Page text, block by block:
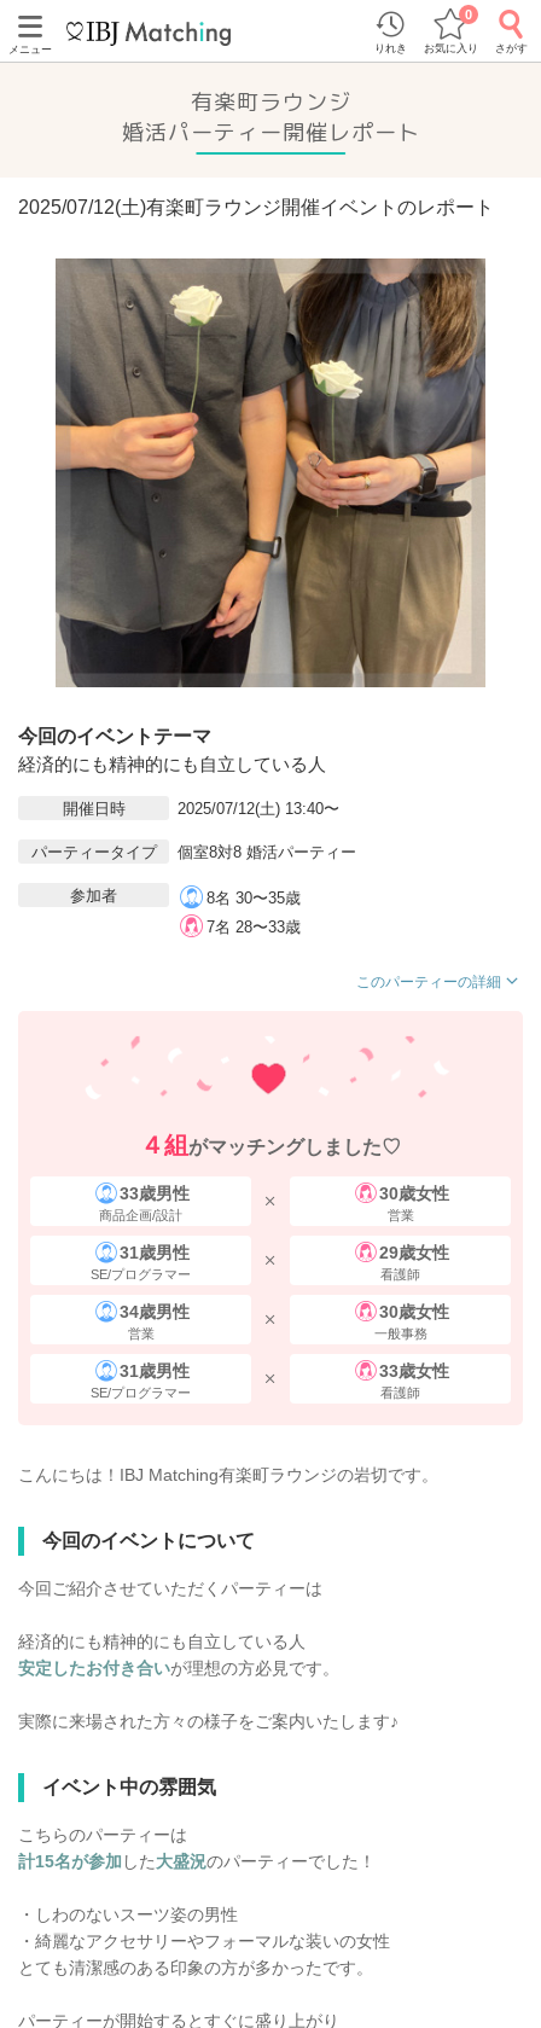
メニュー りれき お気に入り
0
さがす
有楽町ラウンジ
婚活パーティー開催レポート
2025/07/12(土)有楽町ラウンジ開催イベントのレポート
今回のイベントテーマ
経済的にも精神的にも自立している人
開催日時 2025/07/12(土) 13:40〜
パーティータイプ 個室8対8 婚活パーティー
参加者
8名 30〜35歳
7名 28〜33歳
このパーティーの詳細
４組 がマッチングしました♡
33歳男性
商品企画/設計
30歳女性
営業
31歳男性
SE/プログラマー
29歳女性
看護師
34歳男性
営業
30歳女性
一般事務
31歳男性
SE/プログラマー
33歳女性
看護師
こんにちは！IBJ Matching有楽町ラウンジの岩切です。
今回のイベントについて
今回ご紹介させていただくパーティーは
経済的にも精神的にも自立している人
安定したお付き合いが理想の方必見です。
実際に来場された方々の様子をご案内いたします♪
イベント中の雰囲気
こちらのパーティーは
計15名が参加 した大盛況のパーティーでした！
・しわのないスーツ姿の男性
・綺麗なアクセサリーやフォーマルな装いの女性
とても清潔感のある印象の方が多かったです。
パーティーが開始するとすぐに盛り上がり